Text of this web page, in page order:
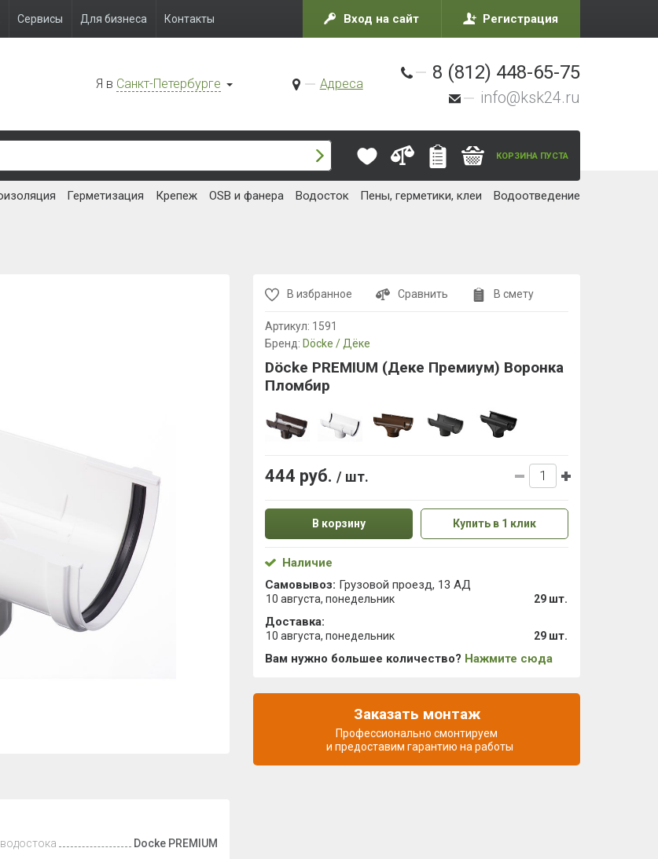
Сервисы Для бизнеса Контакты Вход на сайт Регистрация
Я в Санкт-Петербурге Адреса
8 (812) 448-65-75
info@ksk24.ru
КОРЗИНА ПУСТА
Герметизация Крепеж OSB и фанера Водосток Пены, герметики, клеи Водоотведение
Docke PREMIUM
В избранное Сравнить В смету
Артикул: 1591
Бренд: Döcke / Дёке
Döcke PREMIUM (Деке Премиум) Воронка
Пломбир
444 руб. / шт.
В корзину Купить в 1 клик
Наличие
Самовывоз: Грузовой проезд, 13 АД
10 августа, понедельник 29 шт.
Доставка:
10 августа, понедельник 29 шт.
Вам нужно большее количество? Нажмите сюда
Заказать монтаж
Профессионально смонтируем
и предоставим гарантию на работы